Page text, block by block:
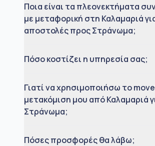
Ποια είναι τα πλεονεκτήματα
με μεταφορική στη Καλαμαριά
αποστολές προς Στράνωμα;
Πόσο κοστίζει η υπηρεσία σας;
Γιατί να χρησιμοποιήσω το
μετακόμιση μου από Καλαμαριά
Στράνωμα;
Πόσες προσφορές θα λάβω;